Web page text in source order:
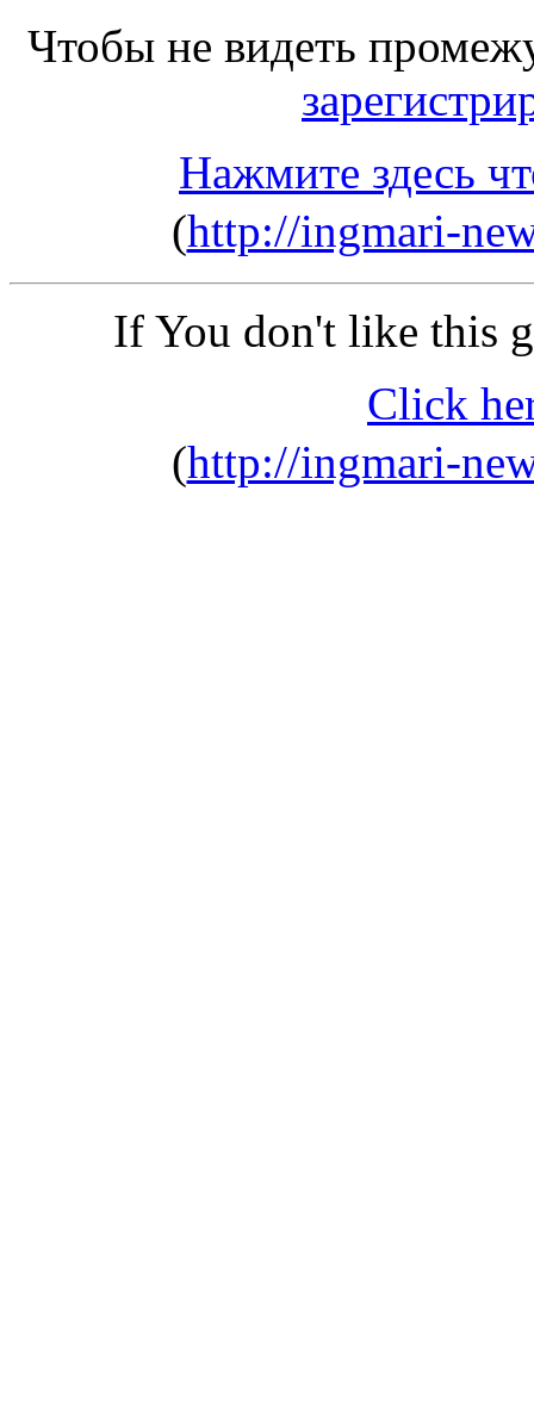
Чтобы не видеть
Нажмите здесь
(http://ingmari-
If You don't like this
Click
(http://ingmari-